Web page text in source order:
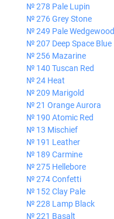
№ 278 Pale Lupin
№ 276 Grey Stone
№ 249 Pale Wedgewood
№ 207 Deep Space Blue
№ 256 Mazarine
№ 140 Tuscan Red
№ 24 Heat
№ 209 Marigold
№ 21 Orange Aurora
№ 190 Atomic Red
№ 13 Mischief
№ 191 Leather
№ 189 Carmine
№ 275 Hellebore
№ 274 Confetti
№ 152 Clay Pale
№ 228 Lamp Black
№ 221 Basalt